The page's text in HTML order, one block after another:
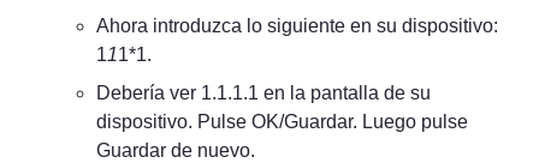
Ahora introduzca lo siguiente en su dispositivo:
111*1.
Debería ver 1.1.1.1 en la pantalla de su
dispositivo. Pulse OK/Guardar. Luego pulse
Guardar de nuevo.